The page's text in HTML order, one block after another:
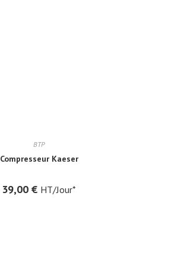
BTP
Compresseur Kaeser
39,00 € HT/Jour*